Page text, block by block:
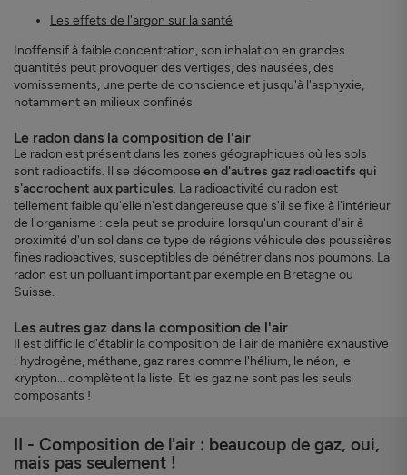
Les effets de l'argon sur la santé
Inoffensif à faible concentration, son inhalation en grandes
quantités peut provoquer des vertiges, des nausées, des
vomissements, une perte de conscience et jusqu'à l'asphyxie,
notamment en milieux confinés.
Le radon dans la composition de l'air
Le radon est présent dans les zones géographiques où les sols
sont radioactifs. Il se décompose en d'autres gaz radioactifs qui
s'accrochent aux particules. La radioactivité du radon est
tellement faible qu'elle n'est dangereuse que s'il se fixe à l'intérieur
de l'organisme : cela peut se produire lorsqu'un courant d'air à
proximité d'un sol dans ce type de régions véhicule des poussières
fines radioactives, susceptibles de pénétrer dans nos poumons. La
radon est un polluant important par exemple en Bretagne ou
Suisse.
Les autres gaz dans la composition de l'air
Il est difficile d'établir la composition de l'air de manière exhaustive
: hydrogène, méthane, gaz rares comme l'hélium, le néon, le
krypton… complètent la liste. Et les gaz ne sont pas les seuls
composants !
II - Composition de l'air : beaucoup de gaz, oui,
mais pas seulement !